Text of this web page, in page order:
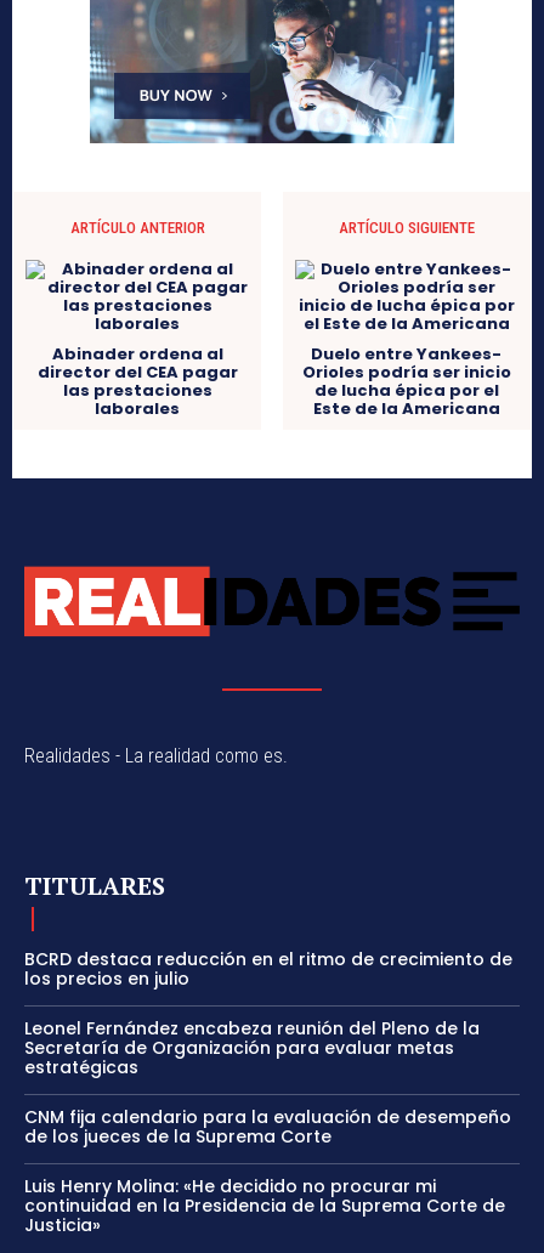
ARTÍCULO ANTERIOR
Abinader ordena al
director del CEA pagar
las prestaciones
laborales
ARTÍCULO SIGUIENTE
Duelo entre Yankees-
Orioles podría ser inicio
de lucha épica por el
Este de la Americana
Realidades - La realidad como es.
TITULARES
BCRD destaca reducción en el ritmo de crecimiento de
los precios en julio
Leonel Fernández encabeza reunión del Pleno de la
Secretaría de Organización para evaluar metas
estratégicas
CNM fija calendario para la evaluación de desempeño
de los jueces de la Suprema Corte
Luis Henry Molina: «He decidido no procurar mi
continuidad en la Presidencia de la Suprema Corte de
Justicia»